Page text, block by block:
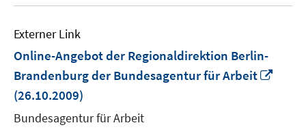
Externer Link
Online-Angebot der Regionaldirektion Berlin-
Brandenburg der Bundesagentur für Arbeit
(26.10.2009)
Bundesagentur für Arbeit